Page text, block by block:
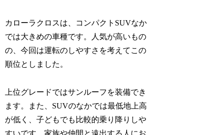
カローラクロスは、コンパクトSUVなか
では大きめの車種です。人気が高いもの
の、今回は運転のしやすさを考えてこの
順位としました。
上位グレードではサンルーフを装備でき
ます。また、SUVのなかでは最低地上高
が低く、子どもでも比較的乗り降りしや